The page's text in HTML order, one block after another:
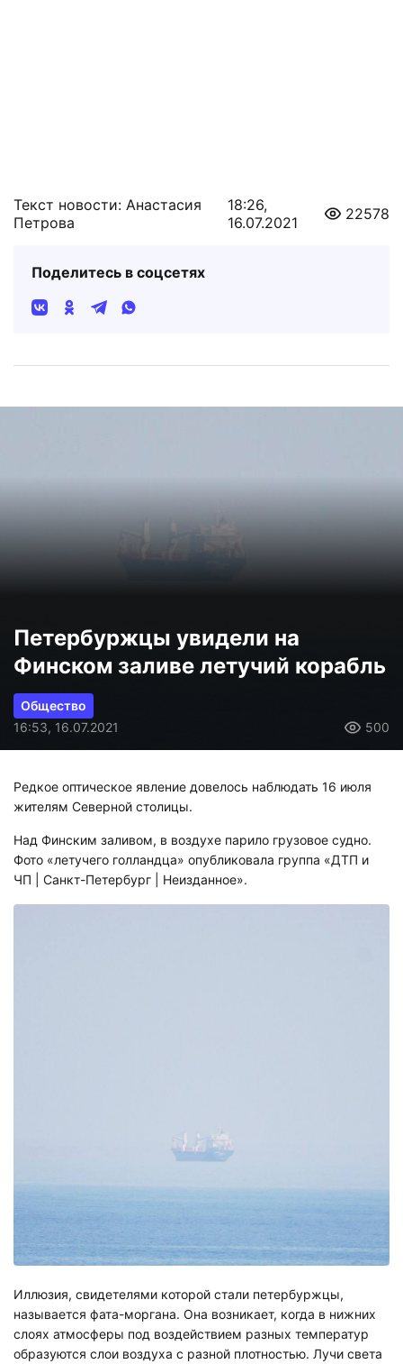
Текст новости: Анастасия
Петрова
18:26,
16.07.2021
22578
Поделитесь в соцсетях
Петербуржцы увидели на
Финском заливе летучий корабль
Общество
16:53, 16.07.2021
500
Редкое оптическое явление довелось наблюдать 16 июля
жителям Северной столицы.
Над Финским заливом, в воздухе парило грузовое судно.
Фото «летучего голландца» опубликовала группа «ДТП и
ЧП | Санкт-Петербург | Неизданное».
Иллюзия, свидетелями которой стали петербуржцы,
называется фата-моргана. Она возникает, когда в нижних
слоях атмосферы под воздействием разных температур
образуются слои воздуха с разной плотностью. Лучи света